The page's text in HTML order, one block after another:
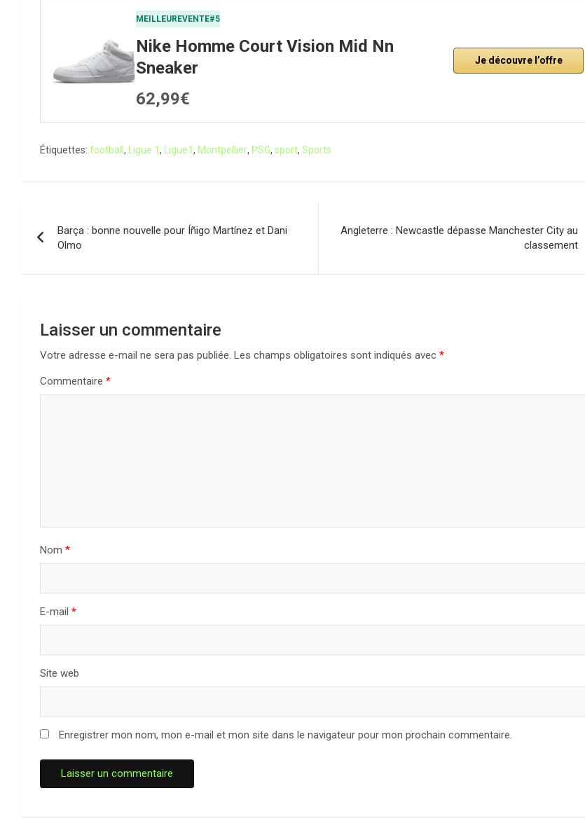
MEILLEUREVENTE#5
Nike Homme Court Vision Mid Nn
Sneaker
62,99€
Je découvre l’offre
Étiquettes: football , Ligue 1 , Ligue1 , Montpellier, PSG, sport, Sports
de
l’article
Barça : bonne nouvelle pour Íñigo Martínez et Dani
Olmo
Angleterre : Newcastle dépasse Manchester City au
classement
Laisser un commentaire
Votre adresse e-mail ne sera pas publiée. Les champs obligatoires sont indiqués avec *
Commentaire *
Nom *
E-mail *
Site web
Enregistrer mon nom, mon e-mail et mon site dans le navigateur pour mon prochain commentaire.